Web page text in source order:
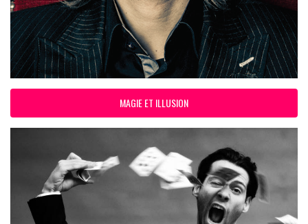
MAGIE ET ILLUSION